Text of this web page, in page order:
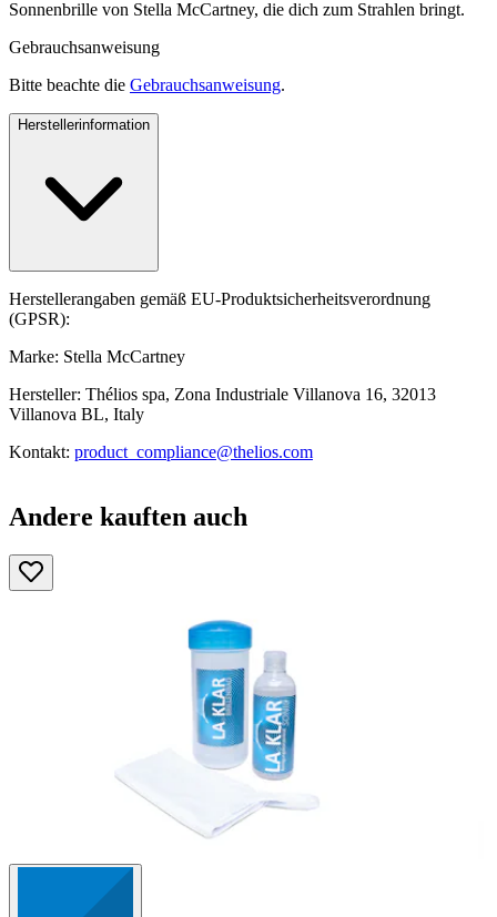
Sonnenbrille von Stella McCartney, die dich zum Strahlen bringt.
Gebrauchsanweisung
Bitte beachte die Gebrauchsanweisung.
Herstellerinformation
Herstellerangaben gemäß EU-Produktsicherheitsverordnung
(GPSR):
Marke: Stella McCartney
Hersteller: Thélios spa, Zona Industriale Villanova 16, 32013
Villanova BL, Italy
Kontakt: product_compliance@thelios.com
Andere kauften auch